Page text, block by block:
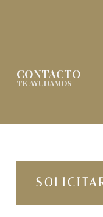
CONTACTO
TE AYUDAMOS